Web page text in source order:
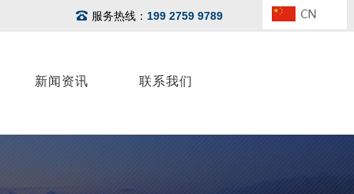
服务热线： 199 2759 9789
新闻资讯 联系我们